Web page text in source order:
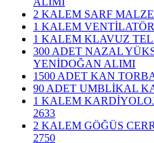
2 KALEM SARF
1 KALEM
1 KALEM KLAVUZ
300 ADET NAZAL
YENİDOĞAN ALIMI
1500 ADET KAN
90 ADET UMBLİKAL
1 KALEM
2633
2 KALEM GÖĞÜS
2750